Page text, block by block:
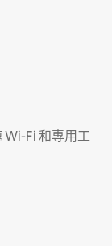
Wi-Fi 和專用工